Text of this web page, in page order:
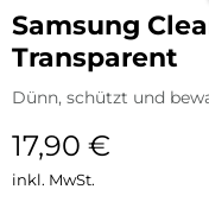
Samsung
Transparent
Dünn, schützt und
17,90 €
inkl. MwSt.